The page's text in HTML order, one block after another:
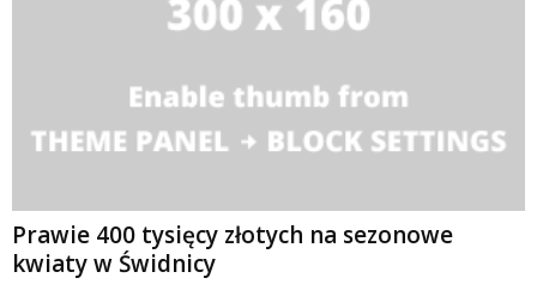
Prawie 400 tysięcy złotych na sezonowe
kwiaty w Świdnicy